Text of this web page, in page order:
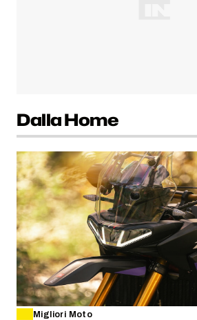
Dalla Home
Migliori Moto